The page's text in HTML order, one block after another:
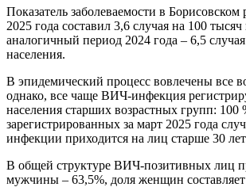
Показатель заболеваемости в Борисовском
2025 года составил 3,6 случая на 100 тысяч
аналогичный период 2024 года – 6,5
населения.
В эпидемический процесс вовлечены все
однако, все чаще ВИЧ-инфекция
населения старших возрастных групп: 100
зарегистрированных за март 2025 года
инфекции приходится на лиц старше 30
В общей структуре ВИЧ-позитивных лиц
мужчины – 63,5%, доля женщин